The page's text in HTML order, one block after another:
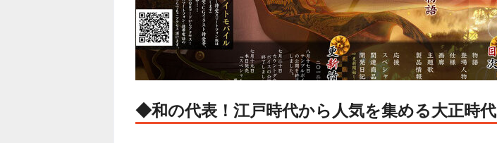
◆和の代表！江戸時代から人気を集める大正時代